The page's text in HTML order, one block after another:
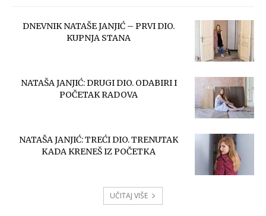
DNEVNIK NATAŠE JANJIĆ – PRVI DIO.
KUPNJA STANA
NATAŠA JANJIĆ: DRUGI DIO. ODABIRI I
POČETAK RADOVA
NATAŠA JANJIĆ: TREĆI DIO. TRENUTAK
KADA KRENEŠ IZ POČETKA
UČITAJ VIŠE